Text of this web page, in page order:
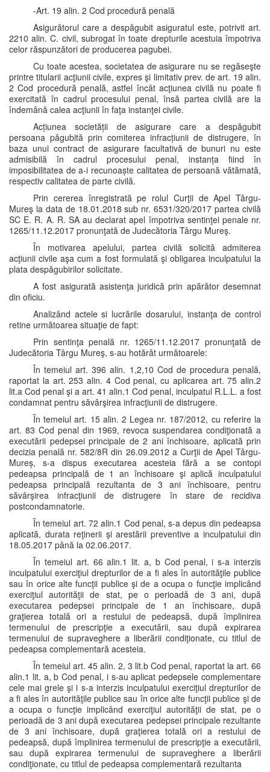
-Art. 19 alin. 2 Cod procedură penală
Asigurătorul care a despăgubit asiguratul este, potrivit art.
2210 alin. C. civil, subrogat în toate drepturile acestuia împotriva
celor răspunzători de producerea pagubei.
Cu toate acestea, societatea de asigurare nu se regăseşte
printre titularii acţiunii civile, expres şi limitativ prev. de art. 19 alin.
2 Cod procedură penală, astfel încât acţiunea civilă nu poate fi
exercitată în cadrul procesului penal, însă partea civilă are la
îndemână calea acţiunii în faţa instanţei civile.
Acțiunea societății de asigurare care a despăgubit
persoana păgubită prin comiterea infracțiunii de distrugere, în
baza unui contract de asigurare facultativă de bunuri nu este
admisibilă în cadrul procesului penal, instanța fiind în
imposibilitatea de a-i recunoaște calitatea de persoană vătămată,
respectiv calitatea de parte civilă.
Prin cererea înregistrată pe rolul Curţii de Apel Târgu-
Mureş la data de 18.01.2018 sub nr. 6531/320/2017 partea civilă
SC E. R. A. R. SA au declarat apel împotriva sentinţei penale nr.
1265/11.12.2017 pronunţată de Judecătoria Târgu Mureş.
În motivarea apelului, partea civilă solicită admiterea
acţiunii civile aşa cum a fost formulată şi obligarea inculpatului la
plata despăgubirilor solicitate.
A fost asigurată asistenţa juridică prin apărător desemnat
din oficiu.
Analizând actele si lucrările dosarului, instanţa de control
retine următoarea situaţie de fapt:
Prin sentinţa penală nr. 1265/11.12.2017 pronunţată de
Judecătoria Târgu Mureş, s-au hotărât următoarele:
În temeiul art. 396 alin. 1,2,10 Cod de procedura penală,
raportat la art. 253 alin. 4 Cod penal, cu aplicarea art. 75 alin.2
lit.a Cod penal şi a art. 41 alin.1 Cod penal, inculpatul R.L.L. a fost
condamnat pentru săvârşirea infracţiunii de distrugere.
În temeiul art. 15 alin. 2 Legea nr. 187/2012, cu referire la
art. 83 Cod penal din 1969, revoca suspendarea condiţionată a
executării pedepsei principale de 2 ani închisoare, aplicată prin
decizia penală nr. 582/8R din 26.09.2012 a Curţii de Apel Târgu-
Mureș, s-a dispus executarea acesteia fără a se contopi
pedeapsa principală de 1 an închisoare şi aplică inculpatului
pedeapsa principală rezultanta de 3 ani închisoare, pentru
săvârşirea infracţiunii de distrugere în stare de recidiva
postcondamnatorie.
În temeiul art. 72 alin.1 Cod penal, s-a depus din pedeapsa
aplicată, durata reţinerii şi arestării preventive a inculpatului din
18.05.2017 până la 02.06.2017.
În temeiul art. 66 alin.1 lit. a, b Cod penal, i s-a interzis
inculpatului exerciţiul drepturilor de a fi ales în autorităţile publice
sau în orice alte funcţii publice şi de a ocupa o funcţie implicând
exerciţiul autorităţii de stat, pe o perioadă de 3 ani, după
executarea pedepsei principale de 1 an închisoare, după
graţierea totală ori a restului de pedeapsă, după împlinirea
termenului de prescripţie a executării, sau după expirarea
termenului de supraveghere a liberării condiţionate, cu titlul de
pedeapsa complementară acesteia.
În temeiul art. 45 alin. 2, 3 lit.b Cod penal, raportat la art. 66
alin.1 lit. a, b Cod penal, i s-au aplicat pedepsele complementare
cele mai grele şi i s-a interzis inculpatului exerciţiul drepturilor de
a fi ales în autorităţile publice sau în orice alte funcţii publice şi de
a ocupa o funcţie implicând exerciţiul autorităţii de stat, pe o
perioadă de 3 ani după executarea pedepsei principale rezultante
de 3 ani închisoare, după graţierea totală ori a restului de
pedeapsă, după împlinirea termenului de prescripţie a executării,
sau după expirarea termenului de supraveghere a liberării
condiţionate, cu titlul de pedeapsa complementară rezultanta